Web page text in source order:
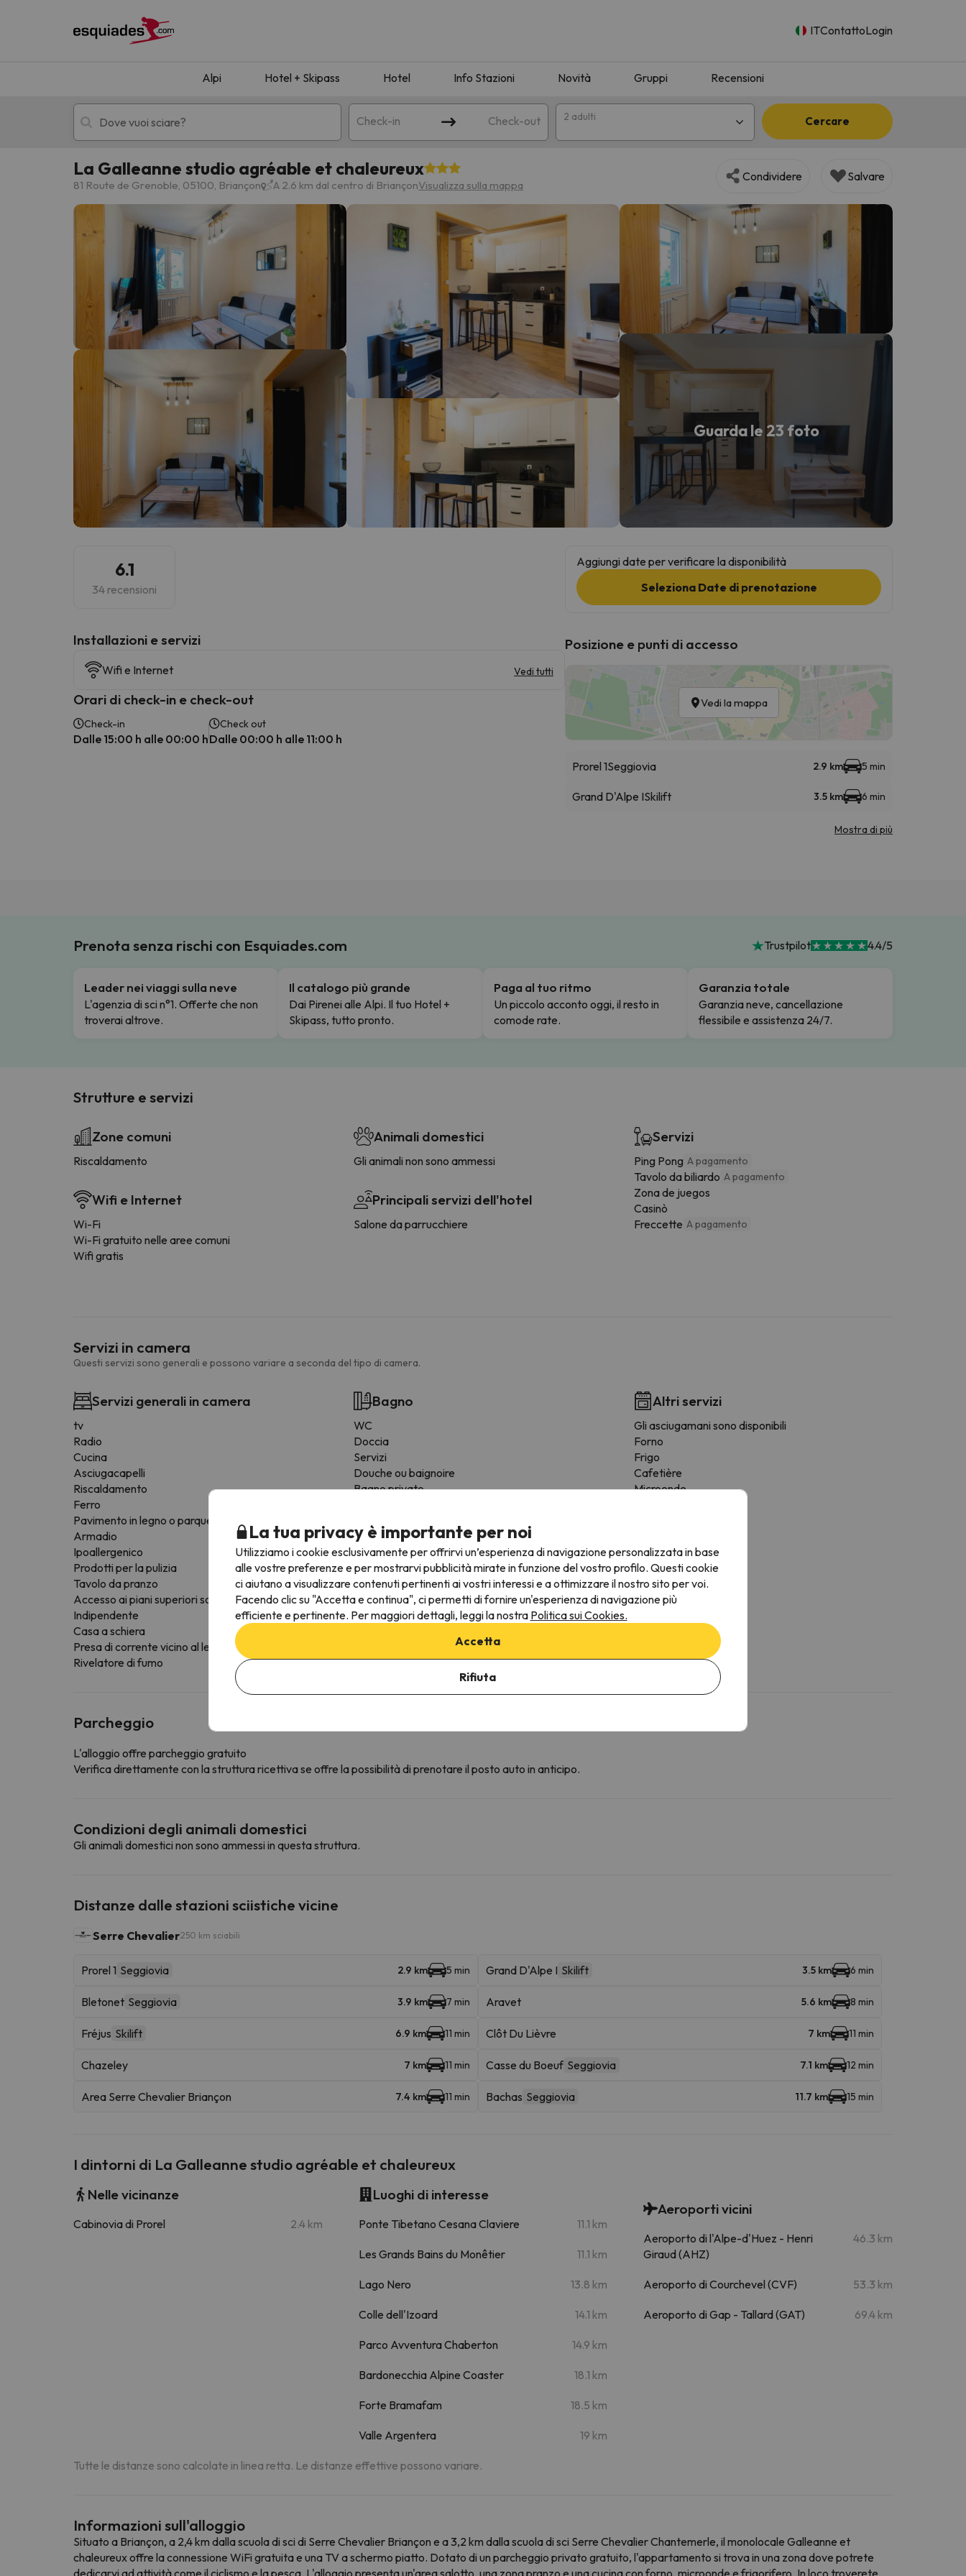
ITContattoLogin
Alpi Hotel + Skipass Hotel Info Stazioni Novità Gruppi Recensioni
Check-in Check-out 2 adulti Cercare
Hotel + skipass Hotel di montagna
Ops, non abbiamo trovato alcun risultato corrispondente alla sua ricerca. Provare a modificare la destinazione.
Sembra che il nostro ricercatore abbia perso la strada. Non appena troverà la bussola, tornerà.
La Galleanne studio agréable et chaleureux
81 Route de Grenoble, 05100, Briançon A 2.6 km dal centro di BriançonVisualizza sulla mappa
Condividere Salvare
Guarda le 23 foto
6.1
34 recensioni
Installazioni e servizi
Wifi e Internet Vedi tutti
Orari di check-in e check-out
Check-in
Dalle 15:00 h alle 00:00 h
Check out
Dalle 00:00 h alle 11:00 h
Aggiungi date per verificare la disponibilità
Seleziona Date di prenotazione
Posizione e punti di accesso
Vedi la mappa
Prorel 1Seggiovia 2.9 km 5 min
Grand D'Alpe ISkilift 3.5 km 6 min
Mostra di più
Prenota senza rischi con Esquiades.com Trustpilot 4.4/5
Leader nei viaggi sulla neve
L'agenzia di sci n°1. Offerte che non
troverai altrove.
Il catalogo più grande
Dai Pirenei alle Alpi. Il tuo Hotel +
Skipass, tutto pronto.
Paga al tuo ritmo
Un piccolo acconto oggi, il resto in
comode rate.
Garanzia totale
Garanzia neve, cancellazione
flessibile e assistenza 24/7.
Strutture e servizi
Zone comuni
Riscaldamento
Wifi e Internet
Wi-Fi
Wi-Fi gratuito nelle aree comuni
Wifi gratis
Animali domestici
Gli animali non sono ammessi
Principali servizi dell'hotel
Salone da parrucchiere
Servizi
Ping Pong A pagamento
Tavolo da biliardo A pagamento
Zona de juegos
Casinò
Freccette A pagamento
Servizi in camera
Questi servizi sono generali e possono variare a seconda del tipo di camera.
Servizi generali in camera
tv
Radio
Cucina
Asciugacapelli
Riscaldamento
Ferro
Pavimento in legno o parquet
Armadio
Ipoallergenico
Prodotti per la pulizia
Tavolo da pranzo
Accesso ai piani superiori solo tramite scale
Indipendente
Casa a schiera
Presa di corrente vicino al letto
Rivelatore di fumo
Bagno
WC
Doccia
Servizi
Douche ou baignoire
Bagno privato
Shampoo
Condizionatore
Gel doccia
Altri servizi
Gli asciugamani sono disponibili
Forno
Frigo
Cafetière
Microonde
Fornelli
Parcheggio
L'alloggio offre parcheggio gratuito
Verifica direttamente con la struttura ricettiva se offre la possibilità di prenotare il posto auto in anticipo.
Condizioni degli animali domestici
Gli animali domestici non sono ammessi in questa struttura.
Distanze dalle stazioni sciistiche vicine
Serre Chevalier250 km sciabili
Prorel 1 Seggiovia 2.9 km 5 min Grand D'Alpe I Skilift 3.5 km 6 min
Bletonet Seggiovia 3.9 km 7 min Aravet 5.6 km 8 min
Fréjus Skilift 6.9 km 11 min Clôt Du Lièvre 7 km 11 min
Chazeley 7 km 11 min Casse du Boeuf Seggiovia 7.1 km 12 min
Area Serre Chevalier Briançon 7.4 km 11 min Bachas Seggiovia 11.7 km 15 min
I dintorni di La Galleanne studio agréable et chaleureux
Nelle vicinanze
Cabinovia di Prorel 2.4 km
Luoghi di interesse
Ponte Tibetano Cesana Claviere 11.1 km
Les Grands Bains du Monêtier 11.1 km
Lago Nero 13.8 km
Colle dell'Izoard 14.1 km
Parco Avventura Chaberton 14.9 km
Bardonecchia Alpine Coaster 18.1 km
Forte Bramafam 18.5 km
Valle Argentera 19 km
Aeroporti vicini
Aeroporto di l'Alpe-d'Huez - Henri
Giraud (AHZ)
46.3 km
Aeroporto di Courchevel (CVF) 53.3 km
Aeroporto di Gap - Tallard (GAT) 69.4 km
Tutte le distanze sono calcolate in linea retta. Le distanze effettive possono variare.
Informazioni sull'alloggio
Situato a Briançon, a 2,4 km dalla scuola di sci di Serre Chevalier Briançon e a 3,2 km dalla scuola di sci Serre Chevalier Chantemerle, il monolocale Galleanne et
chaleureux offre la connessione WiFi gratuita e una TV a schermo piatto. Dotato di un parcheggio privato gratuito, l'appartamento si trova in una zona dove potrete
dedicarvi ad attività come il ciclismo e la pesca. L'alloggio presenta un'area salotto, una zona pranzo e una cucina con forno, microonde e frigorifero. In loco troverete
La tua privacy è importante per noi
Utilizziamo i cookie esclusivamente per offrirvi un’esperienza di navigazione personalizzata in base
alle vostre preferenze e per mostrarvi pubblicità mirate in funzione del vostro profilo. Questi cookie
ci aiutano a visualizzare contenuti pertinenti ai vostri interessi e a ottimizzare il nostro sito per voi.
Facendo clic su "Accetta e continua", ci permetti di fornire un'esperienza di navigazione più
efficiente e pertinente. Per maggiori dettagli, leggi la nostra Politica sui Cookies.
Accetta
Rifiuta